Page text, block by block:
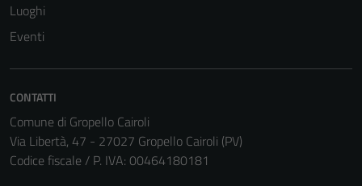
Luoghi
Eventi
CONTATTI
Comune di Gropello Cairoli
Via Libertà, 47 - 27027 Gropello Cairoli (PV)
Codice fiscale / P. IVA: 00464180181